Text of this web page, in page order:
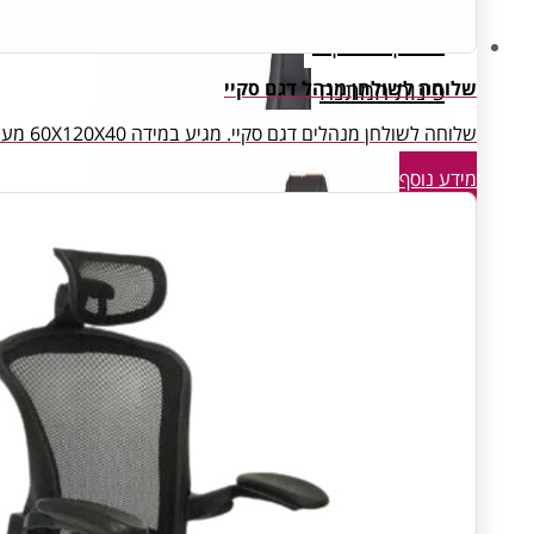
פינות המתנה
חדרי ארכיון ואחסון
שלוחה לשולחן מנהל דגם סקיי
שלוחה לשולחן מנהלים דגם סקיי. מגיע במידה 60X120X40 מעץ עם דלתות הזזה וקסקט.
מידע נוסף